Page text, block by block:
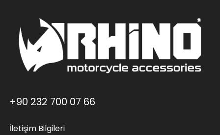
+90 232 700 07 66
İletişim Bilgileri